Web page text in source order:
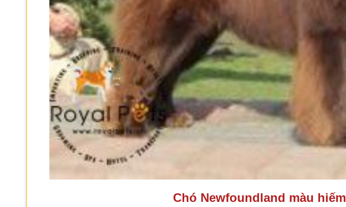
Chó Newfoundland màu hiếm